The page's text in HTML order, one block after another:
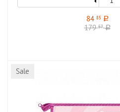
84 85 a
17957 a
Sale